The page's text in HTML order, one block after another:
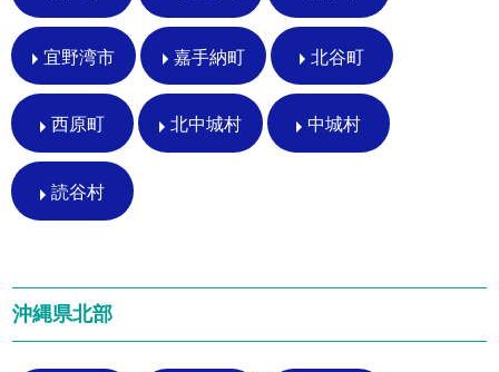
宜野湾市 嘉手納町 北谷町
西原町 北中城村 中城村
読谷村
沖縄県北部